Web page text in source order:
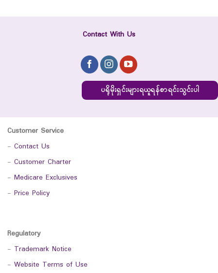
Contact With Us
ပရိုမိုးရှင်းများရယူရန်စာရင်းသွင်းပါ
Customer Service
- Contact Us
- Customer Charter
- Medicare Exclusives
- Price Policy
Regulatory
- Trademark Notice
- Website Terms of Use